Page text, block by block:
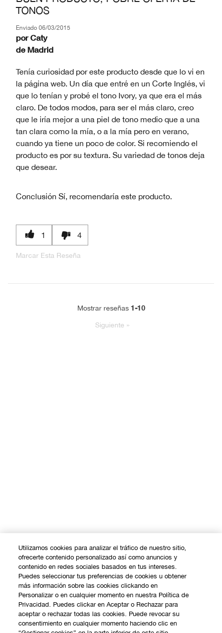
TONOS
Enviado 06/03/2015
por Caty
de Madrid
Tenía curiosidad por este producto desde que lo vi en
la página web. Un día que entré en un Corte Inglés, vi
que lo tenían y probé el tono Ivory, ya que era el más
claro. De todos modos, para ser el más claro, creo
que le iría mejor a una piel de tono medio que a una
tan clara como la mía, o a la mía pero en verano,
cuando ya tiene un poco de color. Si recomiendo el
producto es por su textura. Su variedad de tonos deja
que desear.
Conclusión Sí, recomendaría este producto.
1 4
Marcar Esta Reseña
Mostrar reseñas 1-10
Siguiente »
COMPRAR
Utilizamos cookies para analizar el tráfico de nuestro sitio,
ofrecerte contenido personalizado así como anuncios y
contenido en redes sociales basados en tus intereses.
Puedes seleccionar tus preferencias de cookies u obtener
más información sobre las cookies clickando en
Personalizar o en cualquier momento en nuestra Política de
Privacidad. Puedes clickar en Aceptar o Rechazar para
aceptar o rechazar todas las cookies. Puede revocar su
consentimiento en cualquier momento haciendo clic en